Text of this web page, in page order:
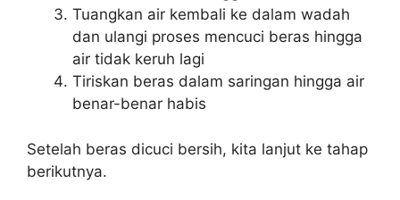
Tuangkan air kembali ke dalam wadah
dan ulangi proses mencuci beras hingga
air tidak keruh lagi
Tiriskan beras dalam saringan hingga air
benar-benar habis
Setelah beras dicuci bersih, kita lanjut ke tahap
berikutnya.